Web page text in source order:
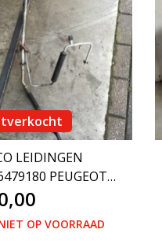
LEIDINGEN
PEUGEOT
/of 1.1
OP VOORRAAD